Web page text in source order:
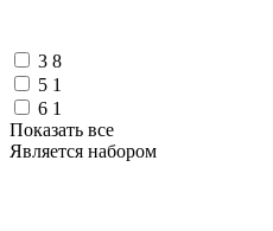
3 8
5 1
6 1
Показать все
Является набором